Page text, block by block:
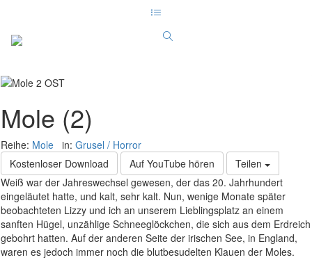
Mole (2)
Reihe: Mole in: Grusel / Horror
Kostenloser Download
Auf YouTube hören
Teilen
Weiß war der Jahreswechsel gewesen, der das 20. Jahrhundert
eingeläutet hatte, und kalt, sehr kalt. Nun, wenige Monate später
beobachteten Lizzy und ich an unserem Lieblingsplatz an einem
sanften Hügel, unzählige Schneeglöckchen, die sich aus dem Erdreich
gebohrt hatten. Auf der anderen Seite der irischen See, in England,
waren es jedoch immer noch die blutbesudelten Klauen der Moles.